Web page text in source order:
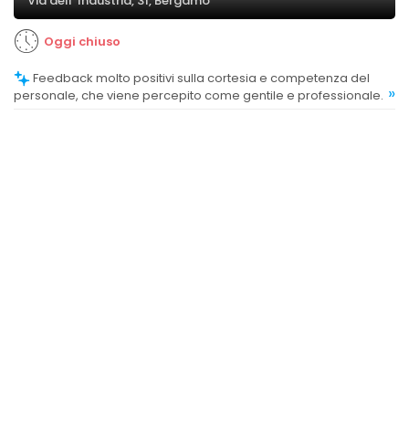
Oggi chiuso
personale, che viene percepito come gentile e professionale. »